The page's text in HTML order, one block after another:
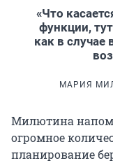
«Что
функции,
как в случае
МАРИЯ
Милютина
огромное
планирование